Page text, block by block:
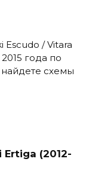
Escudo / Vitara
года по
схемы
(2012-